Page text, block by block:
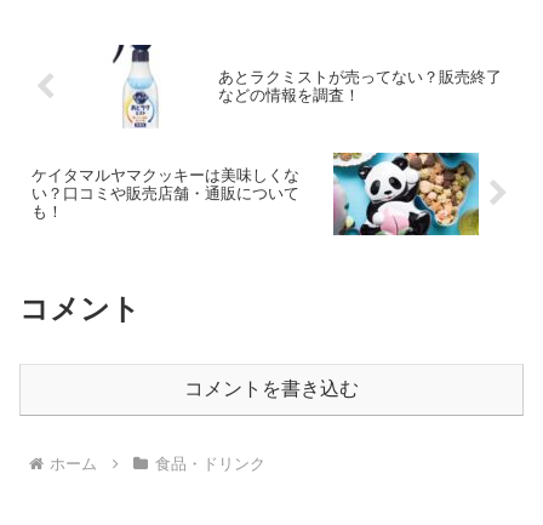
あとラクミストが売ってない？販売終了
などの情報を調査！
ケイタマルヤマクッキーは美味しくな
い？口コミや販売店舗・通販について
も！
コメント
コメントを書き込む
ホーム 食品・ドリンク